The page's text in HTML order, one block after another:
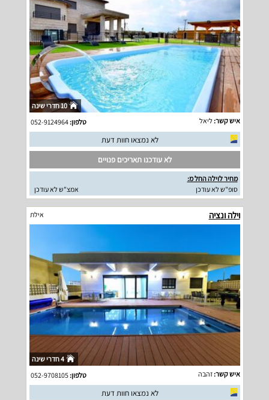
10 חדרי שינה
איש קשר:ליאל טלפון:052-9124964
לא נמצאו חוות דעת
לא עודכנו תאריכים פנויים
מחיר לוילה החל מ:
סופ"ש לא עודכן
אמצ"ש לא עודכן
וילה ונציה אילת
4 חדרי שינה
איש קשר:זהבה טלפון:052-9708105
לא נמצאו חוות דעת